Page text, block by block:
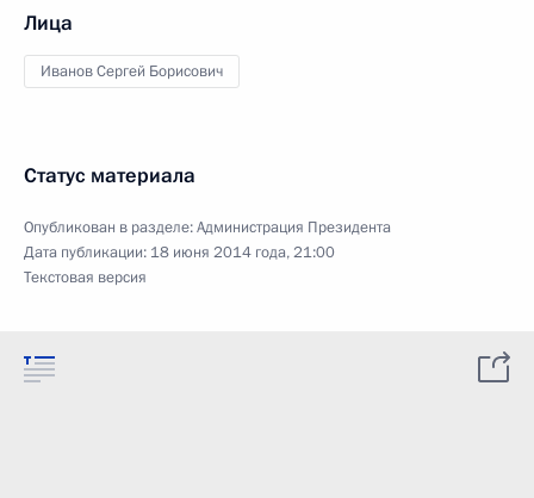
Лица
Иванов Сергей Борисович
Статус материала
Опубликован в разделе:Администрация Президента
Дата публикации: 18 июня 2014 года, 21:00
Текстовая версия